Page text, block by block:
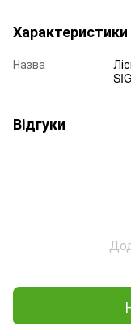
Характеристики
Назва
Відгуки